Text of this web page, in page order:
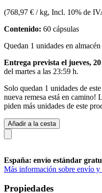
(768,97 € / kg, Incl. 10% de
Contenido: 60 cápsulas
Quedan 1 unidades en almacén
Entrega prevista el jueves, 20
del martes a las 23:59 h.
Solo quedan 1 unidades de
nueva remesa está en camino!
piden más unidades de este
Añadir a la cesta
España: envío estándar
Más información sobre envío y
Propiedades